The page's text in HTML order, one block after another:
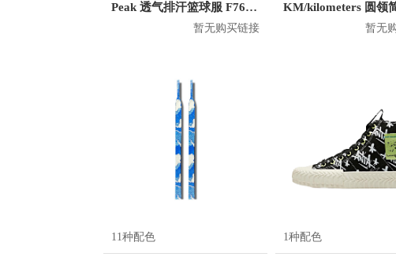
Peak 透气排汗篮球服 F762101
暂无购买链接 暂无
11种配色 1种配色